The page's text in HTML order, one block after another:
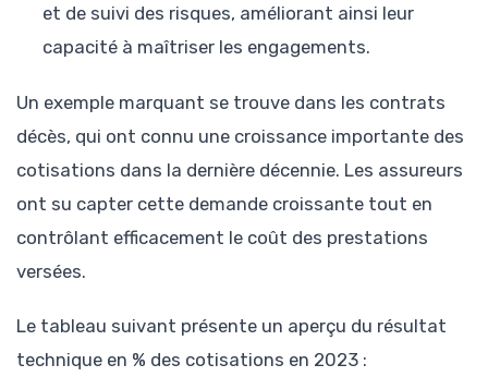
et de suivi des risques, améliorant ainsi leur
capacité à maîtriser les engagements.
Un exemple marquant se trouve dans les contrats
décès, qui ont connu une croissance importante des
cotisations dans la dernière décennie. Les assureurs
ont su capter cette demande croissante tout en
contrôlant efficacement le coût des prestations
versées.
Le tableau suivant présente un aperçu du résultat
technique en % des cotisations en 2023 :